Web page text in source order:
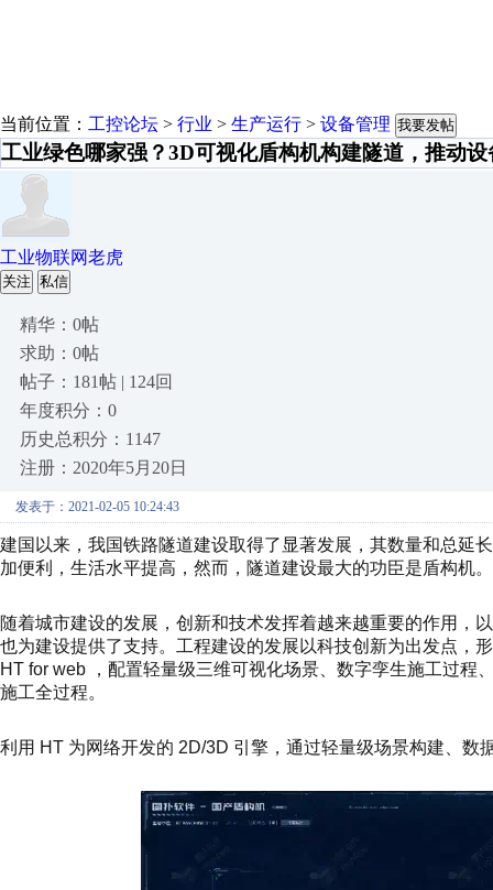
当前位置： 工控论坛 > 行业 > 生产运行 > 设备管理 我要发帖
工业绿色哪家强？3D可视化盾构机构建隧道，推动
工业物联网老虎
关注 私信
精华：0帖
求助：0帖
帖子：181帖 | 124回
年度积分：0
历史总积分：1147
注册：2020年5月20日
发表于：2021-02-05 10:24:43
建国以来，我国铁路隧道建设取得了显著发展，其数量和总延
加便利，生活水平提高，然而，隧道建设最大的功臣是盾构机。
随着城市建设的发展，创新和技术发挥着越来越重要的作用，
也为建设提供了支持。工程建设的发展以科技创新为出发点，
HT for web ，配置轻量级三维可视化场景、数字孪生施工过
施工全过程。
利用 HT 为网络开发的 2D/3D 引擎，通过轻量级场景构建、